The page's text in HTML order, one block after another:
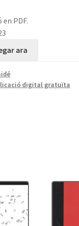
en PDF.
ara
digital gratuïta